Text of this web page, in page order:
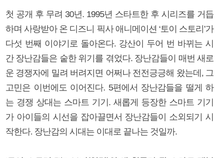
첫 공개 후 무려 30년. 1995년 스타트한 후 시리즈를 거듭
하며 사랑받아 온 디즈니 픽사 애니메이션 ‘토이 스토리’가
다섯 번째 이야기로 돌아온다. 강산이 두어 번 바뀌는 시
간 장난감들은 숱한 위기를 겪었다. 장난감들이 매번 새로
운 경쟁자에 밀려 버려지면 어쩌나 전전긍긍해 왔는데, 그
고민은 이번에도 이어진다. 5편에서 장난감들을 떨게 하
는 경쟁 상대는 스마트 기기. 새롭게 등장한 스마트 기기
가 아이들의 시선을 잡아끌면서 장난감들이 소외되기 시
작한다. 장난감의 시대는 이대로 끝나는 것일까.